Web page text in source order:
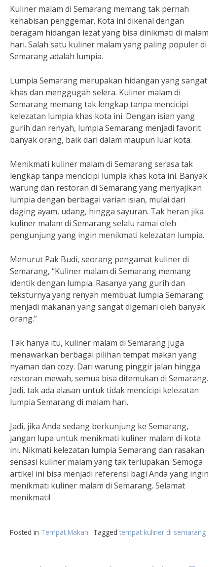
Kuliner malam di Semarang memang tak pernah
kehabisan penggemar. Kota ini dikenal dengan
beragam hidangan lezat yang bisa dinikmati di malam
hari. Salah satu kuliner malam yang paling populer di
Semarang adalah lumpia.
Lumpia Semarang merupakan hidangan yang sangat
khas dan menggugah selera. Kuliner malam di
Semarang memang tak lengkap tanpa mencicipi
kelezatan lumpia khas kota ini. Dengan isian yang
gurih dan renyah, lumpia Semarang menjadi favorit
banyak orang, baik dari dalam maupun luar kota.
Menikmati kuliner malam di Semarang serasa tak
lengkap tanpa mencicipi lumpia khas kota ini. Banyak
warung dan restoran di Semarang yang menyajikan
lumpia dengan berbagai varian isian, mulai dari
daging ayam, udang, hingga sayuran. Tak heran jika
kuliner malam di Semarang selalu ramai oleh
pengunjung yang ingin menikmati kelezatan lumpia.
Menurut Pak Budi, seorang pengamat kuliner di
Semarang, “Kuliner malam di Semarang memang
identik dengan lumpia. Rasanya yang gurih dan
teksturnya yang renyah membuat lumpia Semarang
menjadi makanan yang sangat digemari oleh banyak
orang.”
Tak hanya itu, kuliner malam di Semarang juga
menawarkan berbagai pilihan tempat makan yang
nyaman dan cozy. Dari warung pinggir jalan hingga
restoran mewah, semua bisa ditemukan di Semarang.
Jadi, tak ada alasan untuk tidak mencicipi kelezatan
lumpia Semarang di malam hari.
Jadi, jika Anda sedang berkunjung ke Semarang,
jangan lupa untuk menikmati kuliner malam di kota
ini. Nikmati kelezatan lumpia Semarang dan rasakan
sensasi kuliner malam yang tak terlupakan. Semoga
artikel ini bisa menjadi referensi bagi Anda yang ingin
menikmati kuliner malam di Semarang. Selamat
menikmati!
Posted in Tempat Makan Tagged tempat kuliner di semarang